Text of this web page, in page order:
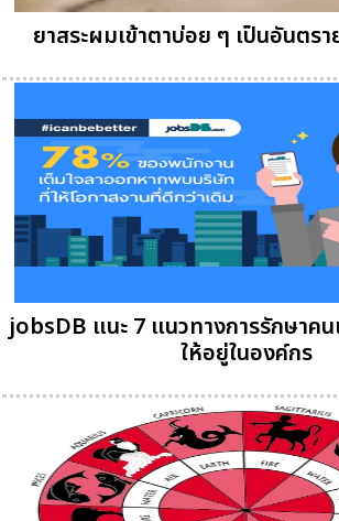
ยาสระผมเข้าตาบ่อย ๆ เป็นอันตร
jobsDB แนะ 7 แนวทางการรักษาค
ให้อยู่ในองค์กร